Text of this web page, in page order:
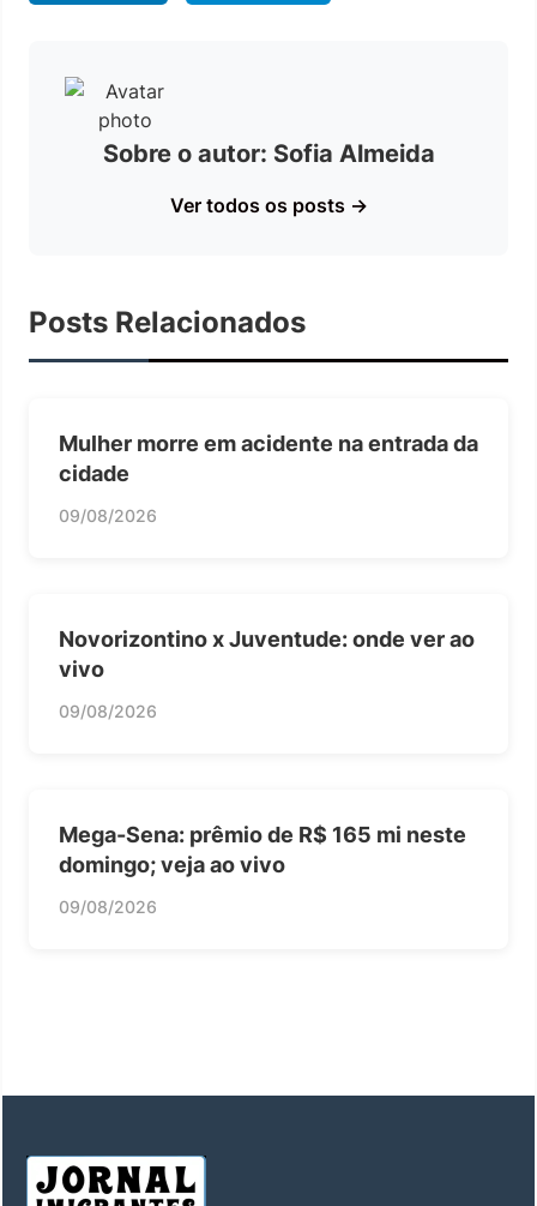
Sobre o autor: Sofia Almeida
Ver todos os posts →
Posts Relacionados
Mulher morre em acidente na entrada da
cidade
09/08/2026
Novorizontino x Juventude: onde ver ao
vivo
09/08/2026
Mega-Sena: prêmio de R$ 165 mi neste
domingo; veja ao vivo
09/08/2026